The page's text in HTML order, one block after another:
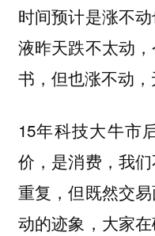
时间预计是涨不
液昨天跌不太动
书，但也涨不动，
15年科技大牛市
价，是消费，我
重复，但既然交
动的迹象，大家